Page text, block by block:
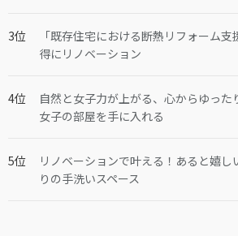
「既存住宅における断熱リフォーム
得にリノベーション
自然と女子力が上がる、心からゆった
女子の部屋を手に入れる
リノベーションで叶える！あると嬉し
りの手洗いスペース